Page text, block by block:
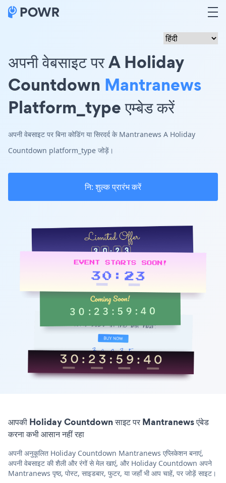
अपनी वेबसाइट पर A Holiday
Countdown Mantranews
Platform_type एम्बेड करें
अपनी वेबसाइट पर बिना कोडिंग या सिरदर्द के Mantranews A Holiday
Countdown platform_type जोड़ें।
नि: शुल्क प्रारंभ करें
आपकी Holiday Countdown साइट पर Mantranews एंबेड
करना कभी आसान नहीं रहा
अपनी अनुकूलित Holiday Countdown Mantranews एप्लिकेशन बनाएं,
अपनी वेबसाइट की शैली और रंगों से मेल खाएं, और Holiday Countdown अपने
Mantranews पृष्ठ, पोस्ट, साइडबार, फुटर, या जहाँ भी आप चाहें, पर जोड़ें साइट।